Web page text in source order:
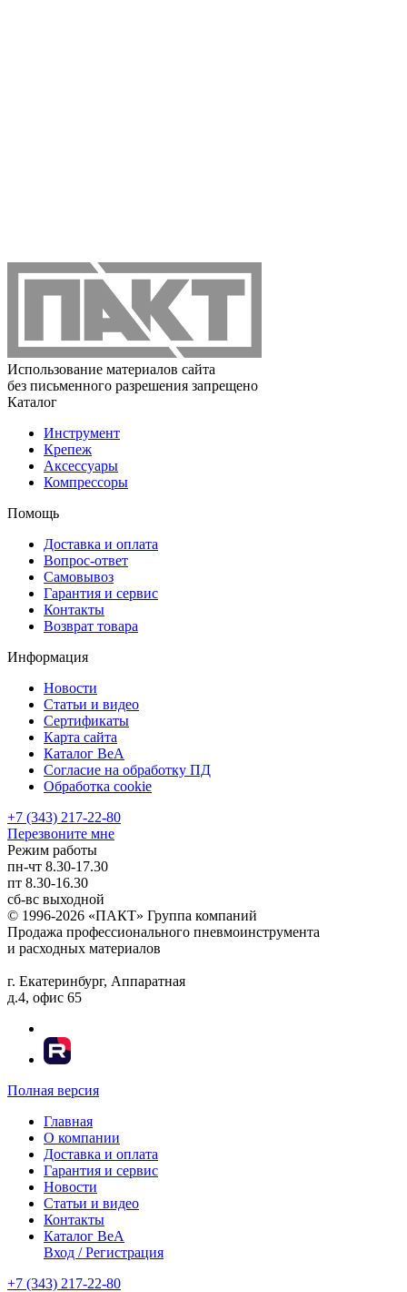
Использование материалов сайта
без письменного разрешения запрещено
Каталог
Инструмент
Крепеж
Аксессуары
Компрессоры
Помощь
Доставка и оплата
Вопрос-ответ
Самовывоз
Гарантия и сервис
Контакты
Возврат товара
Информация
Новости
Статьи и видео
Сертификаты
Карта сайта
Каталог BeA
Согласие на обработку ПД
Обработка cookie
+7 (343) 217-22-80
Перезвоните мне
Режим работы
пн-чт 8.30-17.30
пт 8.30-16.30
сб-вс выходной
© 1996-2026 «ПАКТ» Группа компаний
Продажа профессионального пневмоинструмента
и расходных материалов
г. Екатеринбург, Аппаратная
д.4, офис 65
Полная версия
Главная
О компании
Доставка и оплата
Гарантия и сервис
Новости
Статьи и видео
Контакты
Каталог BeA
Вход / Регистрация
+7 (343) 217-22-80